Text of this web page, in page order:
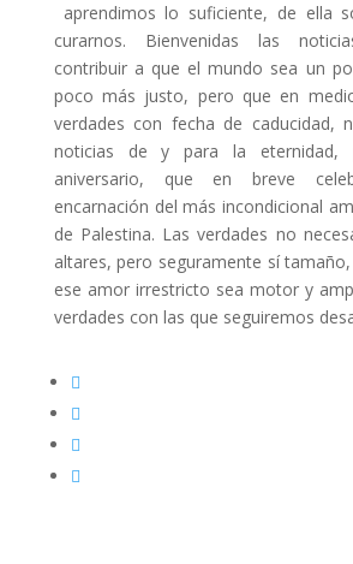
aprendimos lo suficiente, de ella
curarnos. Bienvenidas las
contribuir a que el mundo sea un
poco más justo, pero que en
verdades con fecha de caducidad,
noticias de y para la eternidad,
aniversario, que en breve
encarnación del más incondicional
de Palestina. Las verdades no
altares, pero seguramente sí
ese amor irrestricto sea motor y
verdades con las que seguiremos